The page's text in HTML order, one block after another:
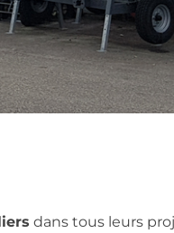
dans tous leurs